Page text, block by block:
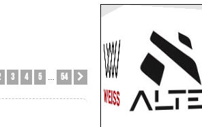
z 543 4 5 54